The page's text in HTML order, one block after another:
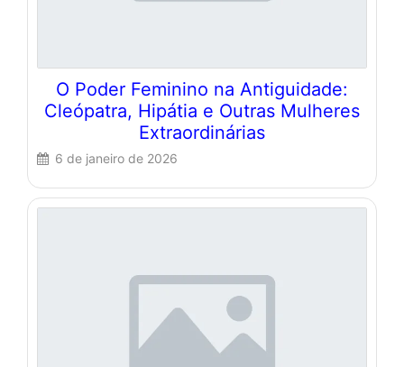
O Poder Feminino na Antiguidade:
Cleópatra, Hipátia e Outras Mulheres
Extraordinárias
6 de janeiro de 2026